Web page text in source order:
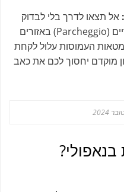
אל תצאו לדרך בלי לבדוק
מראש את מיקומי החניונים הציבוריים (Parcheggio) באזורים
העמוסות עלול לקחת
מוקדם יחסוך לכם את כאב